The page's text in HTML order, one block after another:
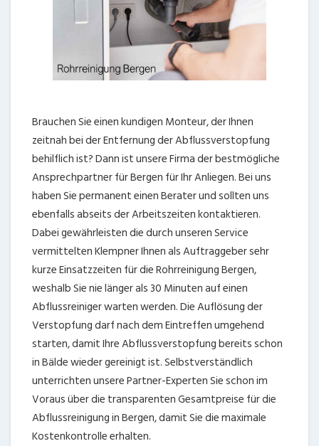
Brauchen Sie einen kundigen Monteur, der Ihnen
zeitnah bei der Entfernung der Abflussverstopfung
behilflich ist? Dann ist unsere Firma der bestmögliche
Ansprechpartner für Bergen für Ihr Anliegen. Bei uns
haben Sie permanent einen Berater und sollten uns
ebenfalls abseits der Arbeitszeiten kontaktieren.
Dabei gewährleisten die durch unseren Service
vermittelten Klempner Ihnen als Auftraggeber sehr
kurze Einsatzzeiten für die Rohrreinigung Bergen,
weshalb Sie nie länger als 30 Minuten auf einen
Abflussreiniger warten werden. Die Auflösung der
Verstopfung darf nach dem Eintreffen umgehend
starten, damit Ihre Abflussverstopfung bereits schon
in Bälde wieder gereinigt ist. Selbstverständlich
unterrichten unsere Partner-Experten Sie schon im
Voraus über die transparenten Gesamtpreise für die
Abflussreinigung in Bergen, damit Sie die maximale
Kostenkontrolle erhalten.